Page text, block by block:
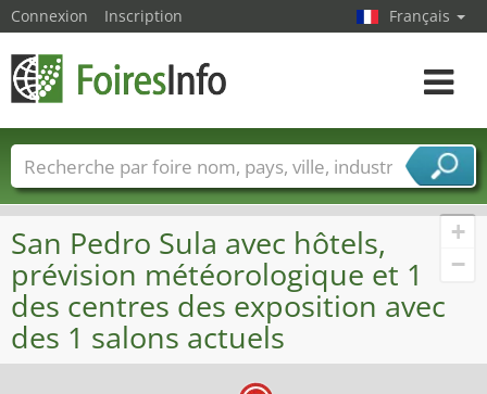
+
−
San Pedro Sula avec hôtels,
prévision météorologique et 1
des centres des exposition avec
des 1 salons actuels
Connexion Inscription Français
Toggle
Foire noms Pays Villes
Secteurs de foire
Secteurs du fournisseur de services